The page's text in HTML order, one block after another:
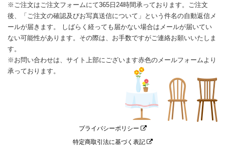
※ご注文はご注文フォームにて365日24時間承っております。ご注文
後、「ご注文の確認及びお写真送信について」という件名の自動返信メ
ールが届きます。 しばらく経っても届かない場合はメールが届いてい
ない可能性があります。その際は、お手数ですがご連絡お願いいたしま
す。
※お問い合わせは、サイト上部にございます赤色のメールフォームより
承っております。
プライバシーポリシー
特定商取引法に基づく表記